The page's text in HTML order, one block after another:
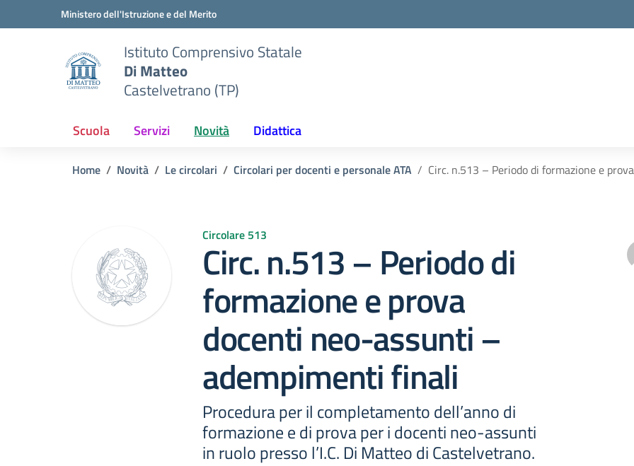
Vai ai contenuti
Vai al menu di navigazioneMinistero dell'Istruzione e del Merito
Istituto Comprensivo Statale
Di Matteo
Castelvetrano (TP)
Scuola Servizi Novità Didattica
Home Novità Le circolari Circolari per docenti e personale ATA Circ. n.513 – Periodo di formazione e
Circolare 513
Circ. n.513 – Periodo di
formazione e prova
docenti neo-assunti –
adempimenti finali
Procedura per il completamento dell’anno di
formazione e di prova per i docenti neo-assunti
in ruolo presso l’I.C. Di Matteo di Castelvetrano.